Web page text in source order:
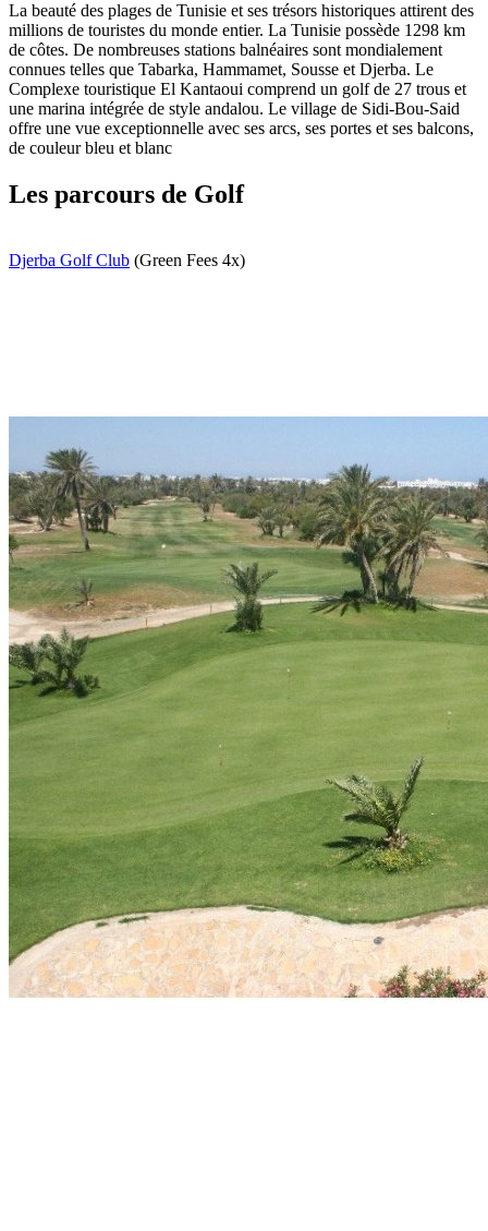
La beauté des plages de Tunisie et ses trésors historiques attirent des
millions de touristes du monde entier. La Tunisie possède 1298 km
de côtes. De nombreuses stations balnéaires sont mondialement
connues telles que Tabarka, Hammamet, Sousse et Djerba. Le
Complexe touristique El Kantaoui comprend un golf de 27 trous et
une marina intégrée de style andalou. Le village de Sidi-Bou-Said
offre une vue exceptionnelle avec ses arcs, ses portes et ses balcons,
de couleur bleu et blanc
Les parcours de Golf
Djerba Golf Club (Green Fees 4x)